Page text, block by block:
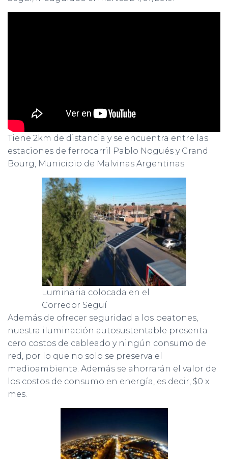
N
Tiene 2km de distancia y se encuentra entre las
estaciones de ferrocarril Pablo Nogués y Grand
Bourg, Municipio de Malvinas Argentinas.
Luminaria colocada en el
Corredor Seguí
Además de ofrecer seguridad a los peatones,
nuestra iluminación autosustentable presenta
cero costos de cableado y ningún consumo de
red, por lo que no solo se preserva el
medioambiente. Además se ahorrarán el valor de
los costos de consumo en energía, es decir, $0 x
mes.